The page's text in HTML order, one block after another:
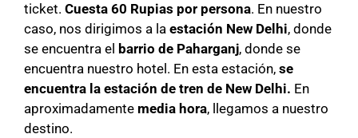
ticket. Cuesta 60 Rupias por persona. En nuestro
caso, nos dirigimos a la estación New Delhi, donde
se encuentra el barrio de Paharganj, donde se
encuentra nuestro hotel. En esta estación, se
encuentra la estación de tren de New Delhi. En
aproximadamente media hora, llegamos a nuestro
destino.